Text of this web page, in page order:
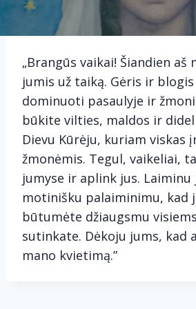
„Brangūs vaikai! Šiandien aš
jumis už taiką. Gėris ir
dominuoti pasaulyje ir
būkite vilties, maldos ir
Dievu Kūrėju, kuriam viskas
žmonėmis. Tegul, vaikeliai,
jumyse ir aplink jus. Laiminu
motinišku palaiminimu, kad
būtumėte džiaugsmu
sutinkate. Dėkoju jums, kad
mano kvietimą.”